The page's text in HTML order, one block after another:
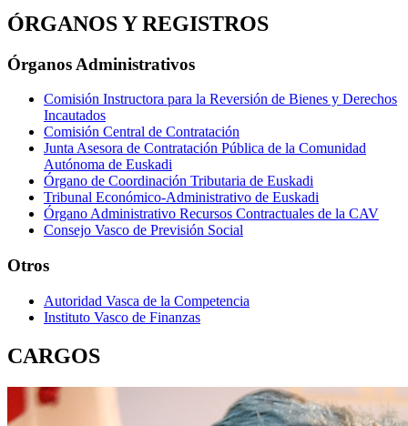
ÓRGANOS Y REGISTROS
Órganos Administrativos
Comisión Instructora para la Reversión de Bienes y Derechos
Incautados
Comisión Central de Contratación
Junta Asesora de Contratación Pública de la Comunidad
Autónoma de Euskadi
Órgano de Coordinación Tributaria de Euskadi
Tribunal Económico-Administrativo de Euskadi
Órgano Administrativo Recursos Contractuales de la CAV
Consejo Vasco de Previsión Social
Otros
Autoridad Vasca de la Competencia
Instituto Vasco de Finanzas
CARGOS